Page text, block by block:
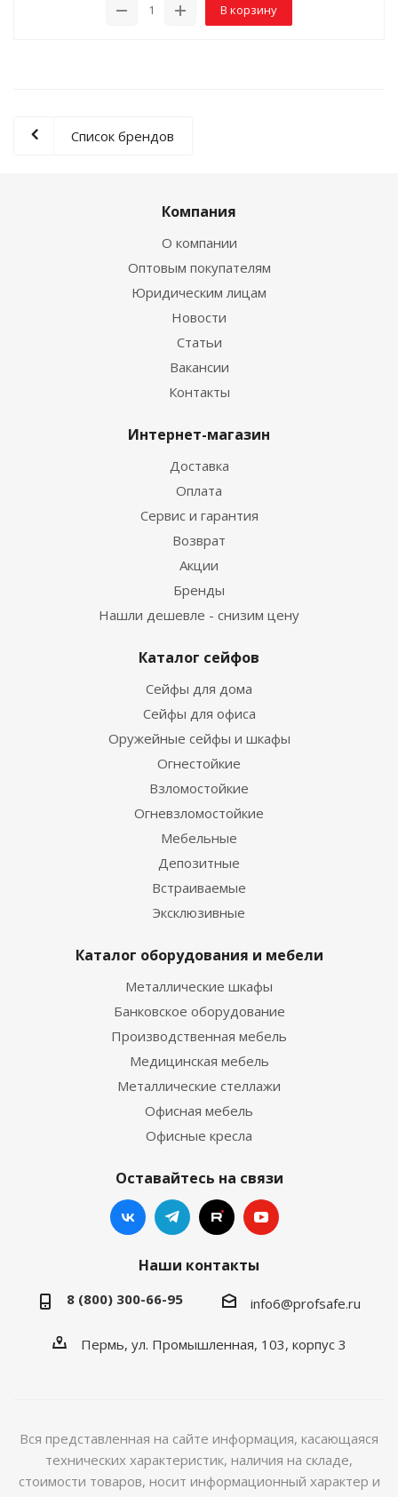
В корзину
Список брендов
Компания
О компании
Оптовым покупателям
Юридическим лицам
Новости
Статьи
Вакансии
Контакты
Интернет-магазин
Доставка
Оплата
Сервис и гарантия
Возврат
Акции
Бренды
Нашли дешевле - снизим цену
Каталог сейфов
Сейфы для дома
Сейфы для офиса
Оружейные сейфы и шкафы
Огнестойкие
Взломостойкие
Огневзломостойкие
Мебельные
Депозитные
Встраиваемые
Эксклюзивные
Каталог оборудования и мебели
Металлические шкафы
Банковское оборудование
Производственная мебель
Медицинская мебель
Металлические стеллажи
Офисная мебель
Офисные кресла
Оставайтесь на связи
Наши контакты
8 (800) 300-66-95 info6@profsafe.ru
Пермь, ул. Промышленная, 103, корпус 3
Вся представленная на сайте информация, касающаяся
технических характеристик, наличия на складе,
стоимости товаров, носит информационный характер и